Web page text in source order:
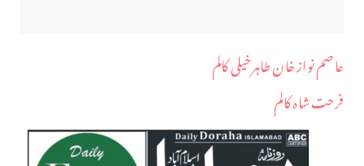
عاصم نواز خان طاہرخیلی کالم
فرحت شاہ کالم